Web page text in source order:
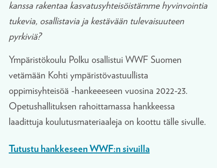
kanssa rakentaa kasvatusyhteisöistämme hyvinvointia
tukevia, osallistavia ja kestävään tulevaisuuteen
pyrkiviä?
Ympäristökoulu Polku osallistui WWF Suomen
vetämään Kohti ympäristövastuullista
oppimisyhteisöä -hankeeeseen vuosina 2022-23.
Opetushallituksen rahoittamassa hankkeessa
laadittuja koulutusmateriaaleja on koottu tälle sivulle.
Tutustu hankkeseen WWF:n sivuilla